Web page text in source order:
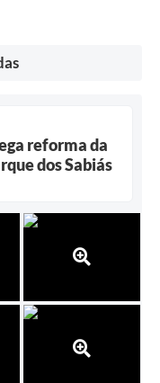
reforma da
dos Sabiás